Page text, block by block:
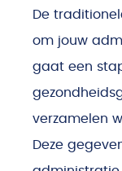
De
om jouw
gaat een
verzamelen
Deze